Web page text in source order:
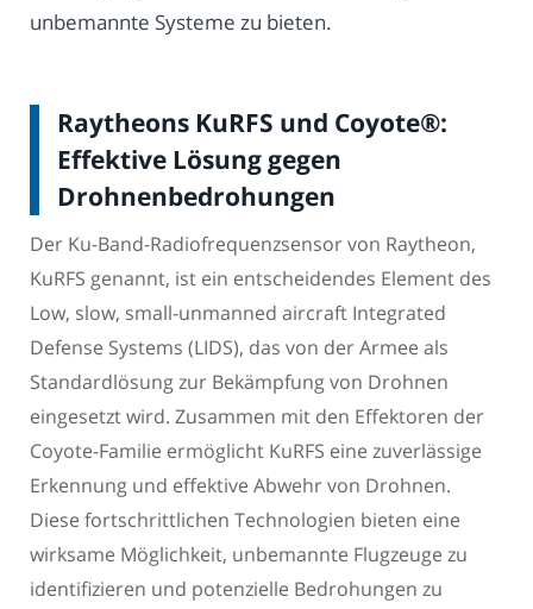
unbemannte Systeme zu bieten.
Raytheons KuRFS und Coyote®:
Effektive Lösung gegen
Drohnenbedrohungen
Der Ku-Band-Radiofrequenzsensor von Raytheon,
KuRFS genannt, ist ein entscheidendes Element des
Low, slow, small-unmanned aircraft Integrated
Defense Systems (LIDS), das von der Armee als
Standardlösung zur Bekämpfung von Drohnen
eingesetzt wird. Zusammen mit den Effektoren der
Coyote-Familie ermöglicht KuRFS eine zuverlässige
Erkennung und effektive Abwehr von Drohnen.
Diese fortschrittlichen Technologien bieten eine
wirksame Möglichkeit, unbemannte Flugzeuge zu
identifizieren und potenzielle Bedrohungen zu